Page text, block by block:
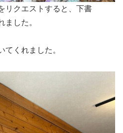
リクエストすると、下書
ました。
てくれました。